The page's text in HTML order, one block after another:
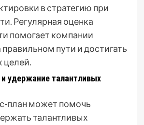
в стратегию при
Регулярная оценка
помогает компании
правильном пути и достигать
целей.
удержание талантливых
план может помочь
талантливых